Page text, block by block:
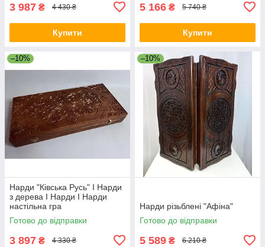
3 987 ₴ 4 430 ₴
Купити
5 166 ₴ 5 740 ₴
Купити
–10%
Нарди "Ківська Русь" I Нарди
з дерева I Нарди I Нарди
настільна гра
Готово до відправки
3 897 ₴ 4 330 ₴
–10%
Нарди різьблені "Афіна"
Готово до відправки
5 589 ₴ 6 210 ₴